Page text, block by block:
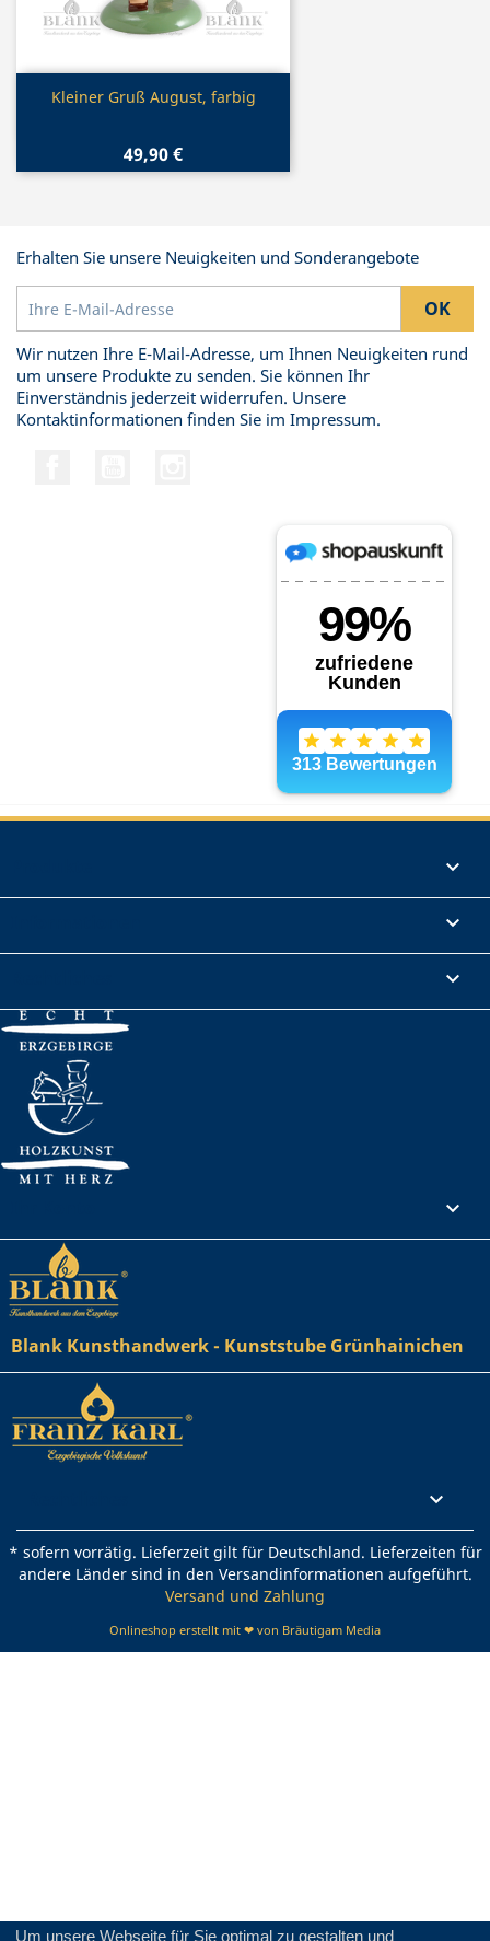
Um unsere Webseite für Sie optimal zu gestalten und
Vorschau
Kleiner Gruß August, farbig
49,90 €
Erhalten Sie unsere Neuigkeiten und Sonderangebote
Wir nutzen Ihre E-Mail-Adresse, um Ihnen Neuigkeiten rund
um unsere Produkte zu senden. Sie können Ihr
Einverständnis jederzeit widerrufen. Unsere
Kontaktinformationen finden Sie im Impressum.




Blank Kunsthandwerk - Kunststube Grünhainichen

* sofern vorrätig. Lieferzeit gilt für Deutschland. Lieferzeiten für
andere Länder sind in den Versandinformationen aufgeführt.
Versand und Zahlung
Onlineshop erstellt mit ❤ von Bräutigam Media